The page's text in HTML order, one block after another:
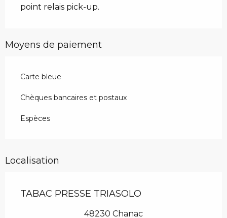
point relais pick-up.
Moyens de paiement
Carte bleue
Chèques bancaires et postaux
Espèces
Localisation
TABAC PRESSE TRIASOLO
48230 Chanac